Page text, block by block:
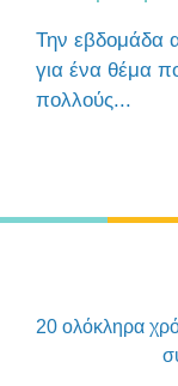
Την εβδομάδα
για ένα θέμα
πολλούς...
20 ολόκληρα